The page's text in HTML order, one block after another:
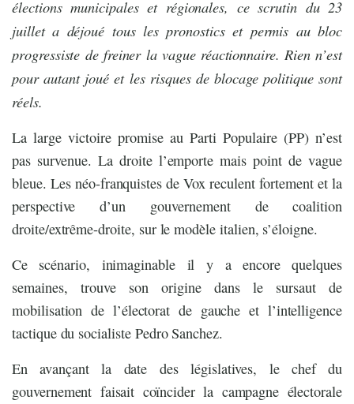
élections municipales et régionales, ce scrutin du 23
juillet a déjoué tous les pronostics et permis au bloc
progressiste de freiner la vague réactionnaire. Rien n’est
pour autant joué et les risques de blocage politique sont
réels.
La large victoire promise au Parti Populaire (PP) n’est
pas survenue. La droite l’emporte mais point de vague
bleue. Les néo-franquistes de Vox reculent fortement et la
perspective d’un gouvernement de coalition
droite/extrême-droite, sur le modèle italien, s’éloigne.
Ce scénario, inimaginable il y a encore quelques
semaines, trouve son origine dans le sursaut de
mobilisation de l’électorat de gauche et l’intelligence
tactique du socialiste Pedro Sanchez.
En avançant la date des législatives, le chef du
gouvernement faisait coïncider la campagne électorale